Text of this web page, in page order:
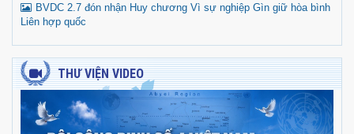
BVDC 2.7 đón nhận Huy chương Vì sự nghiệp Gìn giữ hòa bình
Liên hợp quốc
THƯ VIỆN VIDEO